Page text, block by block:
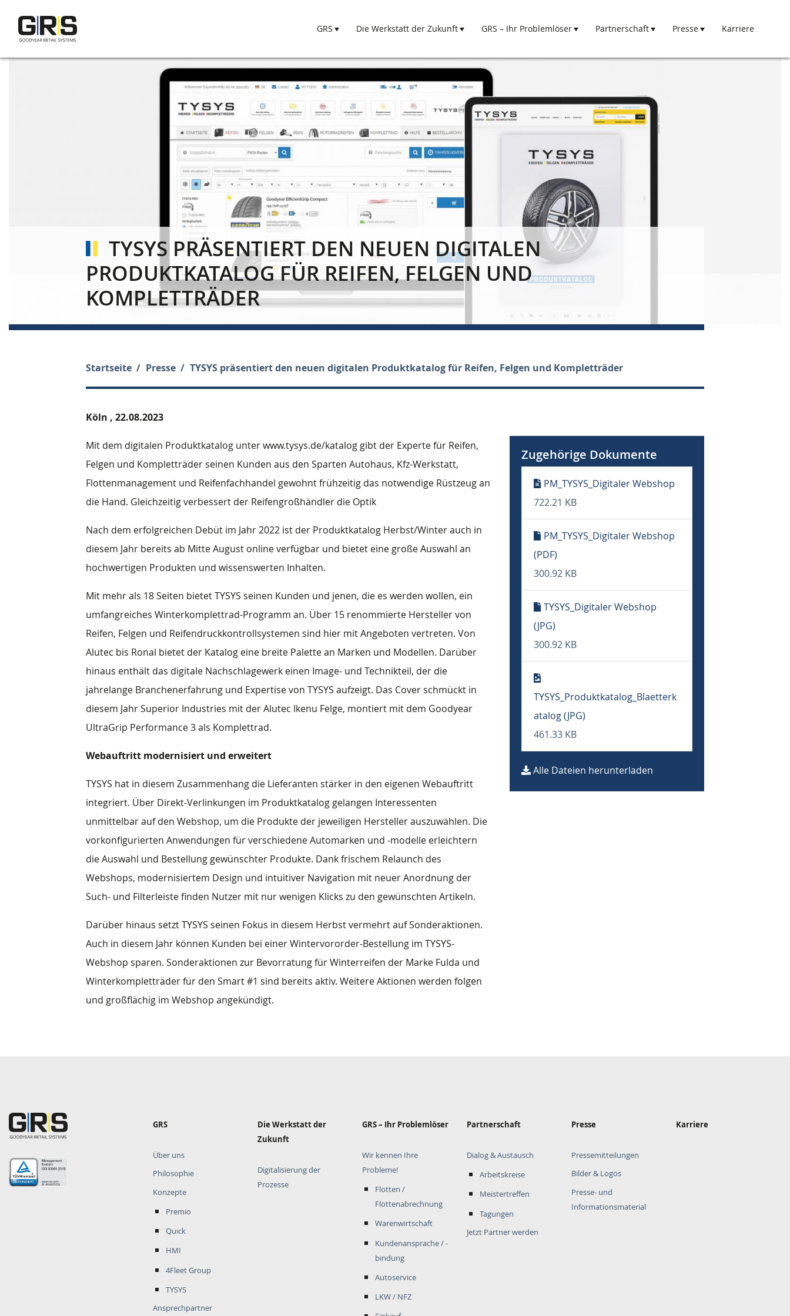
Direkt
Hauptnavigation
GRS Die Werkstatt der Zukunft GRS – Ihr Problemlöser Partnerschaft Presse Karriere
TYSYS PRÄSENTIERT DEN NEUEN DIGITALEN
PRODUKTKATALOG FÜR REIFEN, FELGEN UND
KOMPLETTRÄDER
Startseite Presse TYSYS präsentiert den neuen digitalen Produktkatalog für Reifen, Felgen und Kompletträder
Köln ,22.08.2023
Mit dem digitalen Produktkatalog unter www.tysys.de/katalog gibt der Experte für Reifen,
Felgen und Kompletträder seinen Kunden aus den Sparten Autohaus, Kfz-Werkstatt,
Flottenmanagement und Reifenfachhandel gewohnt frühzeitig das notwendige Rüstzeug an
die Hand. Gleichzeitig verbessert der Reifengroßhändler die Optik
Nach dem erfolgreichen Debüt im Jahr 2022 ist der Produktkatalog Herbst/Winter auch in
diesem Jahr bereits ab Mitte August online verfügbar und bietet eine große Auswahl an
hochwertigen Produkten und wissenswerten Inhalten.
Mit mehr als 18 Seiten bietet TYSYS seinen Kunden und jenen, die es werden wollen, ein
umfangreiches Winterkomplettrad-Programm an. Über 15 renommierte Hersteller von
Reifen, Felgen und Reifendruckkontrollsystemen sind hier mit Angeboten vertreten. Von
Alutec bis Ronal bietet der Katalog eine breite Palette an Marken und Modellen. Darüber
hinaus enthält das digitale Nachschlagewerk einen Image- und Technikteil, der die
jahrelange Branchenerfahrung und Expertise von TYSYS aufzeigt. Das Cover schmückt in
diesem Jahr Superior Industries mit der Alutec Ikenu Felge, montiert mit dem Goodyear
UltraGrip Performance 3 als Komplettrad.
Webauftritt modernisiert und erweitert
TYSYS hat in diesem Zusammenhang die Lieferanten stärker in den eigenen Webauftritt
integriert. Über Direkt-Verlinkungen im Produktkatalog gelangen Interessenten
unmittelbar auf den Webshop, um die Produkte der jeweiligen Hersteller auszuwählen. Die
vorkonfigurierten Anwendungen für verschiedene Automarken und -modelle erleichtern
die Auswahl und Bestellung gewünschter Produkte. Dank frischem Relaunch des
Webshops, modernisiertem Design und intuitiver Navigation mit neuer Anordnung der
Such- und Filterleiste finden Nutzer mit nur wenigen Klicks zu den gewünschten Artikeln.
Darüber hinaus setzt TYSYS seinen Fokus in diesem Herbst vermehrt auf Sonderaktionen.
Auch in diesem Jahr können Kunden bei einer Wintervororder-Bestellung im TYSYS-
Webshop sparen. Sonderaktionen zur Bevorratung für Winterreifen der Marke Fulda und
Winterkompletträder für den Smart #1 sind bereits aktiv. Weitere Aktionen werden folgen
und großflächig im Webshop angekündigt.
Zugehörige Dokumente
PM_TYSYS_Digitaler Webshop
722.21 KB
PM_TYSYS_Digitaler Webshop
(PDF)
300.92 KB
TYSYS_Digitaler Webshop
(JPG)
300.92 KB
TYSYS_Produktkatalog_Blaetterk
atalog (JPG)
461.33 KB
Alle Dateien herunterladen
HauptnavigationGRS
Über uns
Philosophie
Konzepte
Premio
Quick
HMI
4Fleet Group
TYSYS
Ansprechpartner
Die Werkstatt der
Zukunft
Digitalisierung der
Prozesse
GRS – Ihr Problemlöser
Wir kennen Ihre
Probleme!
Flotten /
Flottenabrechnung
Warenwirtschaft
Kundenansprache / -
bindung
Autoservice
LKW / NFZ
Partnerschaft
Dialog & Austausch
Arbeitskreise
Meistertreffen
Tagungen
Jetzt Partner werden
Presse
Pressemitteilungen
Bilder & Logos
Presse- und
Informationsmaterial
Karriere